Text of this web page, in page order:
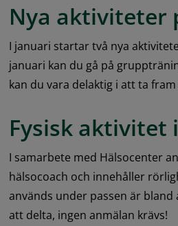
Nya aktiviteter
I januari startar två nya
januari kan du gå på
kan du vara delaktig i att ta
Fysisk aktivitet
I samarbete med Hälsocenter
hälsocoach och innehåller
används under passen är
att delta, ingen anmälan krävs!